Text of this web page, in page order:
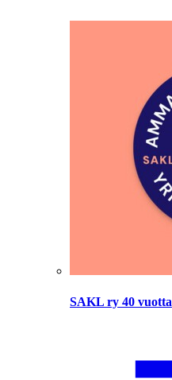
SAKL ry 40 vuotta